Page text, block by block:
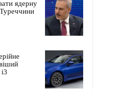
ядерну
i3